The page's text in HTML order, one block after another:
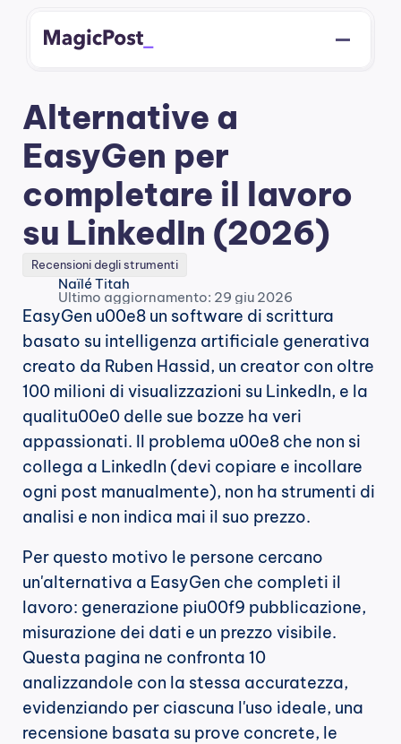
Alternative a
EasyGen per
completare il lavoro
su LinkedIn (2026)
Recensioni degli strumenti
Naïlé Titah
Ultimo aggiornamento: 29 giu 2026
EasyGen u00e8 un software di scrittura
basato su intelligenza artificiale generativa
creato da Ruben Hassid, un creator con oltre
100 milioni di visualizzazioni su LinkedIn, e la
qualitu00e0 delle sue bozze ha veri
appassionati. Il problema u00e8 che non si
collega a LinkedIn (devi copiare e incollare
ogni post manualmente), non ha strumenti di
analisi e non indica mai il suo prezzo.
Per questo motivo le persone cercano
un'alternativa a EasyGen che completi il
lavoro: generazione piu00f9 pubblicazione,
misurazione dei dati e un prezzo visibile.
Questa pagina ne confronta 10
analizzandole con la stessa accuratezza,
evidenziando per ciascuna l'uso ideale, una
recensione basata su prove concrete, le